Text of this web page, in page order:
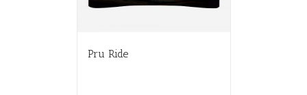
Pru Ride